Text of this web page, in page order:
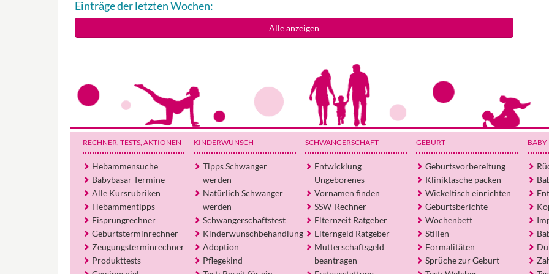
Einträge der letzten Wochen:
Alle anzeigen
RECHNER, TESTS, AKTIONEN
Hebammensuche
Babybasar Termine
Alle Kursrubriken
Hebammentipps
Eisprungrechner
Geburtsterminrechner
Zeugungsterminrechner
Produkttests
KINDERWUNSCH
Tipps Schwanger
werden
Natürlich Schwanger
werden
Schwangerschaftstest
Kinderwunschbehandlung
Adoption
Pflegekind
SCHWANGERSCHAFT
Entwicklung
Ungeborenes
Vornamen finden
SSW-Rechner
Elternzeit Ratgeber
Elterngeld Ratgeber
Mutterschaftsgeld
beantragen
GEBURT
Geburtsvorbereitung
Kliniktasche packen
Wickeltisch einrichten
Geburtsberichte
Wochenbett
Stillen
Formalitäten
Sprüche zur Geburt
BABY